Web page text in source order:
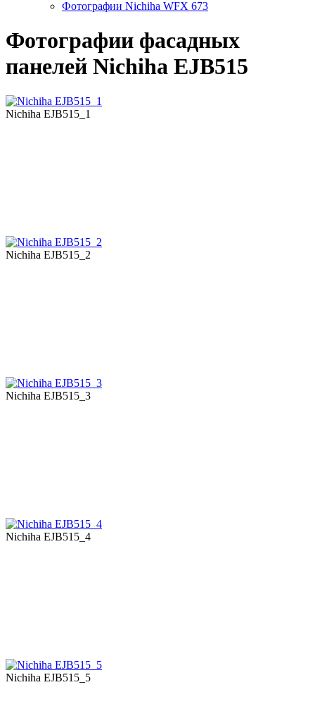
Фотографии Nichiha WFX 673
Фотографии фасадных
панелей Nichiha EJB515
Nichiha EJB515_1
Nichiha EJB515_2
Nichiha EJB515_3
Nichiha EJB515_4
Nichiha EJB515_5